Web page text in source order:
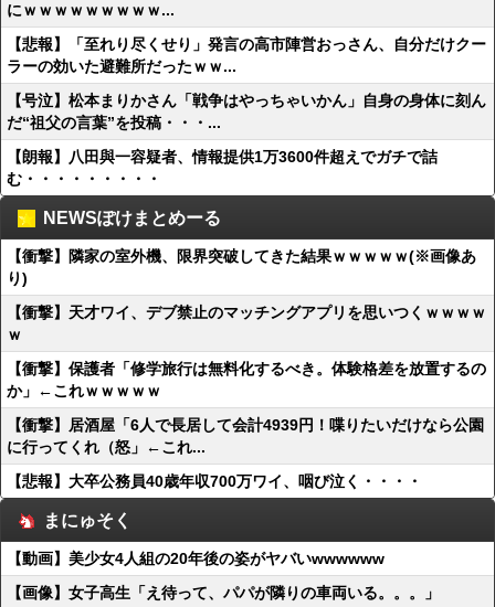
にｗｗｗｗｗｗｗｗｗ...
【悲報】「至れり尽くせり」発言の高市陣営おっさん、自分だけクー
ラーの効いた避難所だったｗｗ...
【号泣】松本まりかさん「戦争はやっちゃいかん」自身の身体に刻ん
だ“祖父の言葉”を投稿・・・...
【朗報】八田與一容疑者、情報提供1万3600件超えでガチで詰
む・・・・・・・・・
NEWSぽけまとめーる
【衝撃】隣家の室外機、限界突破してきた結果ｗｗｗｗｗ(※画像あ
り)
【衝撃】天才ワイ、デブ禁止のマッチングアプリを思いつくｗｗｗｗ
ｗ
【衝撃】保護者「修学旅行は無料化するべき。体験格差を放置するの
か」←これｗｗｗｗｗ
【衝撃】居酒屋「6人で長居して会計4939円！喋りたいだけなら公園
に行ってくれ（怒」←これ...
【悲報】大卒公務員40歳年収700万ワイ、咽び泣く・・・・
まにゅそく
【動画】美少女4人組の20年後の姿がヤバいwwwwww
【画像】女子高生「え待って、パパが隣りの車両いる。。。」